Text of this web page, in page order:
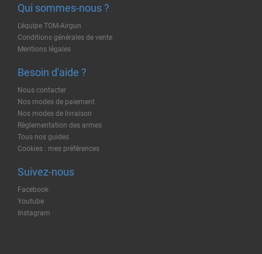
Qui sommes-nous ?
L'équipe TOM-Airgun
Conditions générales de vente
Mentions légales
Besoin d'aide ?
Nous contacter
Nos modes de paiement
Nos modes de livraison
Règlementation des armes
Tous nos guides
Cookies : mes préférences
Suivez-nous
Facebook
Youtube
Instagram